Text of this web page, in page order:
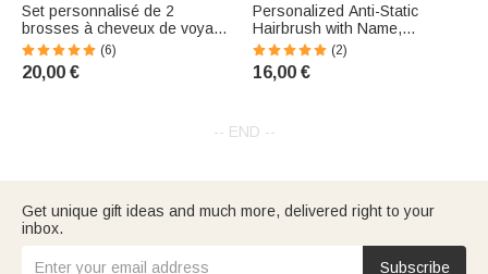
Set personnalisé de 2
brosses à cheveux de voyage
rondes et pliantes avec miroir
Brosse à cheveux de poche
Mini peigne à cheveux pour
(6)
20,00 €
Personalized Anti-Static
Hairbrush with Name,
Massage Comb with Ribbon,
Grooming Accessory, Gift for a
Girls' Cheerleading Team
(2)
16,00 €
-- END --
Get unique gift ideas and much more, delivered right to your
inbox.
Subscribe